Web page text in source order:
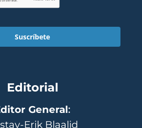
Suscríbete
Editorial
General:
Erik Blaalid